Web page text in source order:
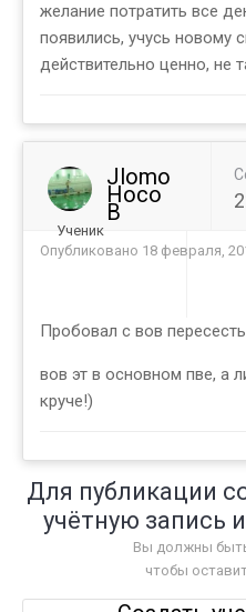
желание потратить все
появились, учусь новому
действительно ценно, не
Jlomo
Hoco
B
Ученик
Опубликовано 18 февраля,
Пробовал с вов
вов эт в основном пве, а
круче!)
Для публикации
учётную запись
Вы должны
чтобы